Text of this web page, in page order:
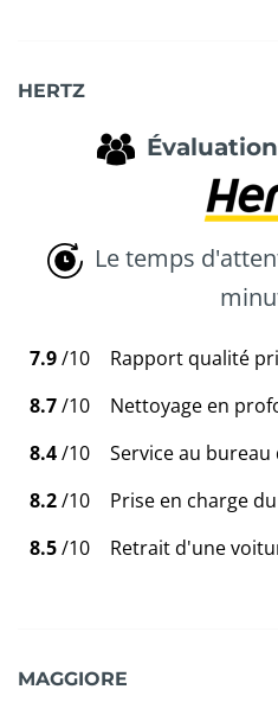
HERTZ
Le temps
7.9/10
Rapport qualité
8.7/10
Nettoyage en
8.4/10
Service au
8.2/10
Prise en charge
8.5/10 Retrait d'une
MAGGIORE